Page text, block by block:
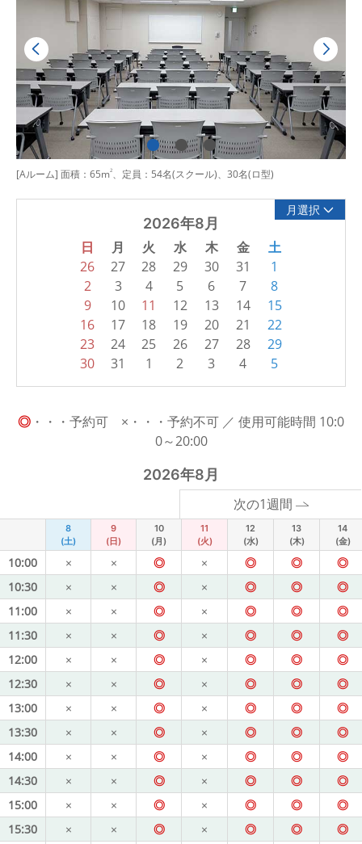
[Aルーム] 面積：65m2、定員：54名(スクール)、30名(ロ型)
月選択
2026年8月
日 月 火 水 木 金 土
26 27 28 29 30 31
1
2
3 4 5 6 7
8
9
10 11 12 13 14
15
16
17 18 19 20 21
22
23
24 25 26 27 28
29
30
31 1 2 3 4 5
◎ ・・・予約可 ×・・・予約不可 ／ 使用可能時間 10:0
0～20:00
2026年8月
次の1週間
8
(土)
9
(日)
10
(月)
11
(火)
12
(水)
13
(木)
14
(金)
10:00 × × ◎ × ◎ ◎
◎
10:30
× × ◎ × ◎ ◎
◎
11:00
× × ◎ × ◎ ◎
◎
11:30
× × ◎ × ◎ ◎
◎
12:00
× × ◎ × ◎ ◎
◎
12:30
× × ◎ × ◎ ◎
◎
13:00
× × ◎ × ◎ ◎
◎
13:30
× × ◎ × ◎ ◎
◎
14:00
× × ◎ × ◎ ◎
◎
14:30
× × ◎ × ◎ ◎
◎
15:00
× × ◎ × ◎ ◎
◎
15:30
× × ◎ × ◎ ◎
◎